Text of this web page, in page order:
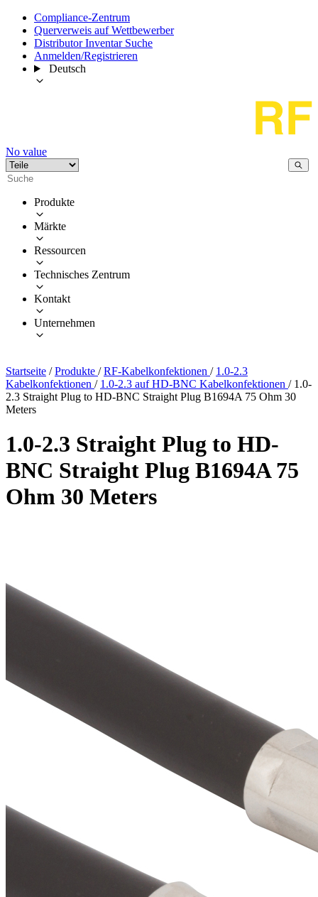
Compliance-Zentrum
Querverweis auf Wettbewerber
Distributor Inventar Suche
Anmelden/Registrieren
Deutsch
No value
Produkte
Märkte
Ressourcen
Technisches Zentrum
Kontakt
Unternehmen
Startseite / Produkte / RF-Kabelkonfektionen / 1.0-2.3
Kabelkonfektionen / 1.0-2.3 auf HD-BNC Kabelkonfektionen / 1.0-
2.3 Straight Plug to HD-BNC Straight Plug B1694A 75 Ohm 30
Meters
1.0-2.3 Straight Plug to HD-
BNC Straight Plug B1694A 75
Ohm 30 Meters